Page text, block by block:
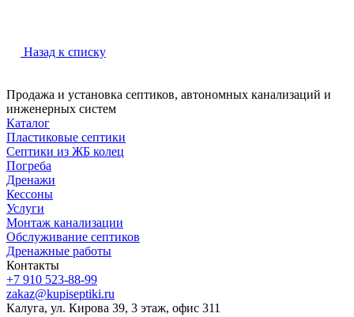
Назад к списку
Продажа и установка септиков, автономных канализаций и
инженерных систем
Каталог
Пластиковые септики
Септики из ЖБ колец
Погреба
Дренажи
Кессоны
Услуги
Монтаж канализации
Обслуживание септиков
Дренажные работы
Контакты
+7 910 523-88-99
zakaz@kupiseptiki.ru
Калуга, ул. Кирова 39, 3 этаж, офис 311